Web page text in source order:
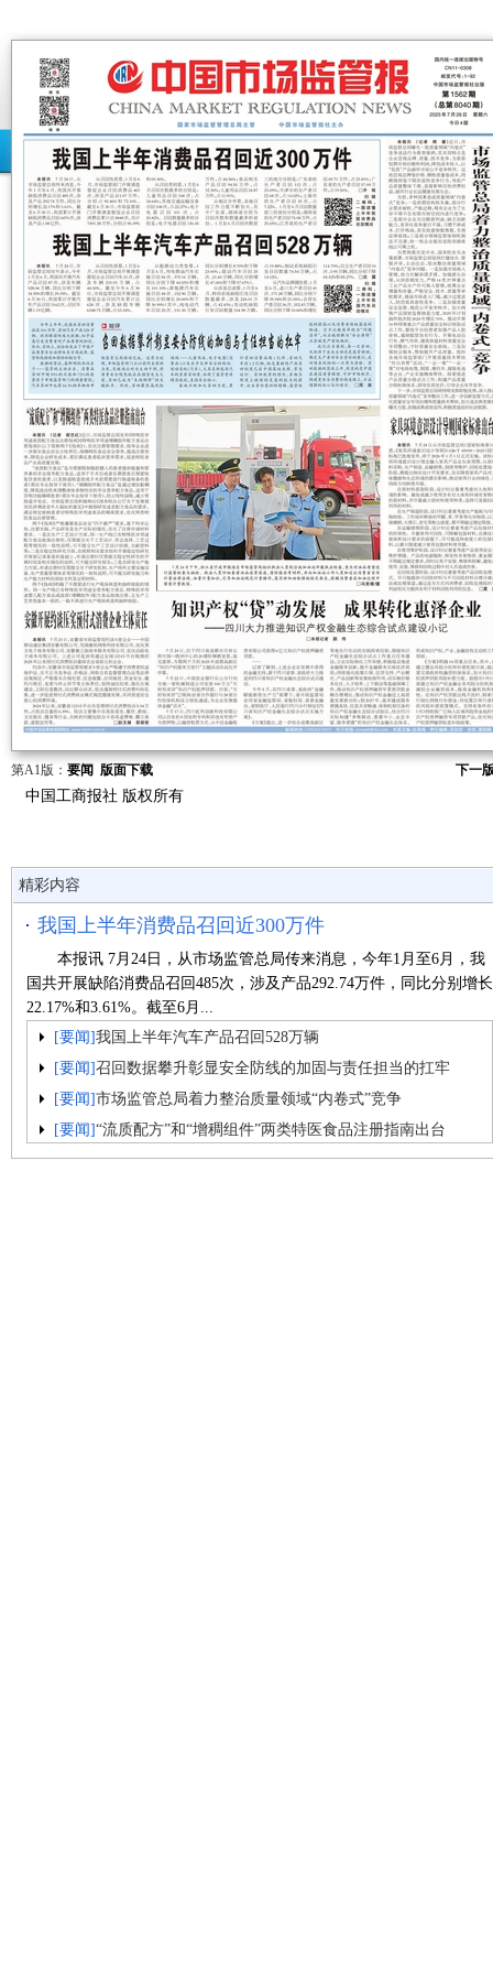
第A1版： 要闻 版面下载 下一
中国工商报社 版权所有
精彩内容
我国上半年消费品召回近300万件
本报讯 7月24日，从市场监管总局传来消息，今年1月至6月，我
国共开展缺陷消费品召回485次，涉及产品292.74万件，同比分别增长
22.17%和3.61%。截至6月...
[要闻]我国上半年汽车产品召回528万辆
[要闻]召回数据攀升彰显安全防线的加固与责任担当的扛牢
[要闻]市场监管总局着力整治质量领域“内卷式”竞争
[要闻]“流质配方”和“增稠组件”两类特医食品注册指南出台
[要闻]图片新闻